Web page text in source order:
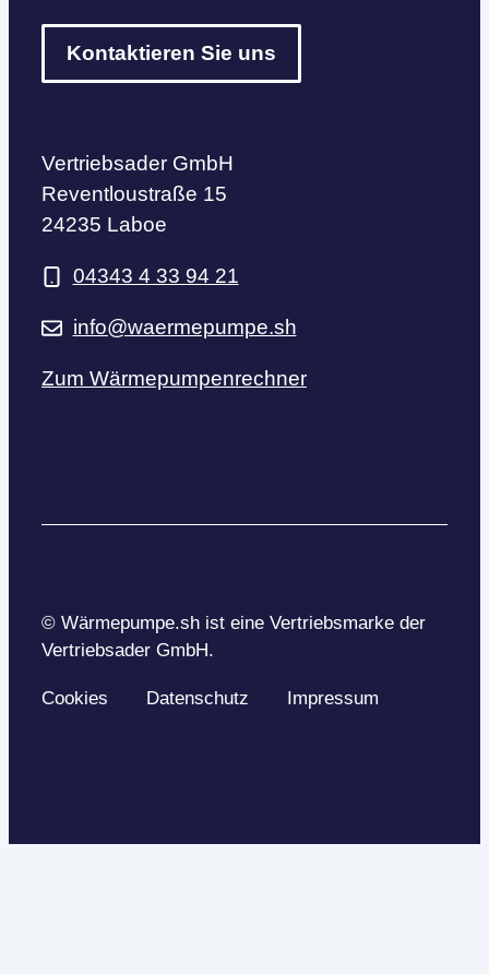
Kontaktieren Sie uns
Vertriebsader GmbH
Reventloustraße 15
24235 Laboe
04343 4 33 94 21
info@waermepumpe.sh
Zum Wärmepumpenrechner
© Wärmepumpe.sh ist eine Vertriebsmarke der
Vertriebsader GmbH.
Cookies Datenschutz Impressum